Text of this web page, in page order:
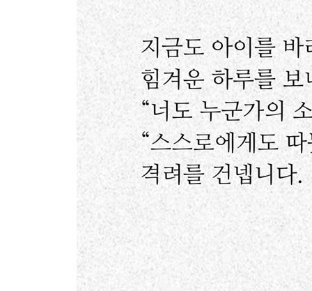
할아버지라는 지위로
이제야 알게 된 엄마 마음
아빠에게
EPILOGUE
소이부답 심자한